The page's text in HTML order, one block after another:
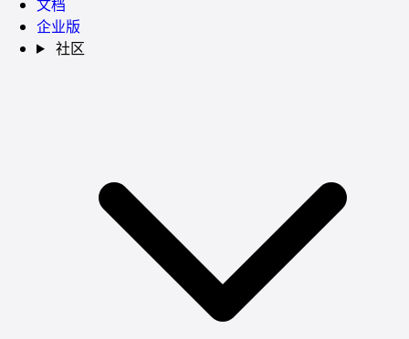
文档
企业版
社区